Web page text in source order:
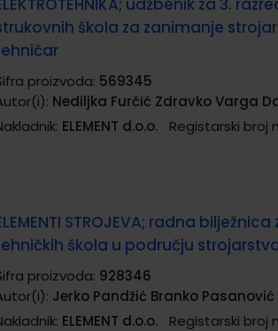
udžbenik za 3.
škola za zanimanje
proizvoda: 569345
Nediljka Furčić Zdravko Varga
ELEMENT d.o.o. Registarski broj
STROJEVA; radna
škola u području
proizvoda: 928346
Jerko Pandžić Branko Pasanović
ELEMENT d.o.o. Registarski broj